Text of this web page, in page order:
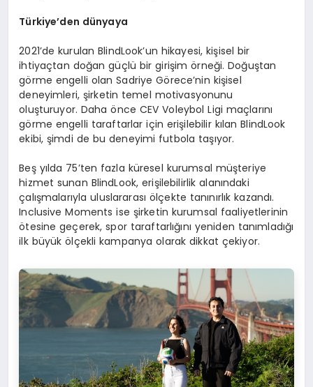
Türkiye’den dünyaya
2021’de kurulan BlindLook’un hikayesi, kişisel bir
ihtiyaçtan doğan güçlü bir girişim örneği. Doğuştan
görme engelli olan Sadriye Görece’nin kişisel
deneyimleri, şirketin temel motivasyonunu
oluşturuyor. Daha önce CEV Voleybol Ligi maçlarını
görme engelli taraftarlar için erişilebilir kılan BlindLook
ekibi, şimdi de bu deneyimi futbola taşıyor.
Beş yılda 75’ten fazla küresel kurumsal müşteriye
hizmet sunan BlindLook, erişilebilirlik alanındaki
çalışmalarıyla uluslararası ölçekte tanınırlık kazandı.
Inclusive Moments ise şirketin kurumsal faaliyetlerinin
ötesine geçerek, spor taraftarlığını yeniden tanımladığı
ilk büyük ölçekli kampanya olarak dikkat çekiyor.